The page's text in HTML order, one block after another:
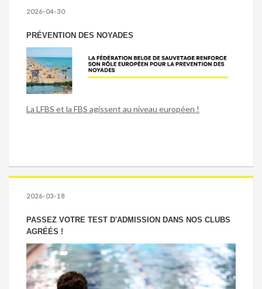
2026-04-30
PRÉVENTION DES NOYADES
La LFBS et la FBS agissent au niveau européen !
2026-03-18
PASSEZ VOTRE TEST D'ADMISSION DANS NOS CLUBS
AGRÉÉS !